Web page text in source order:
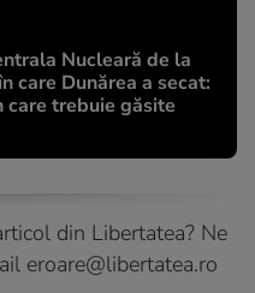
Nucleară de la
care Dunărea a secat:
care trebuie găsite
din Libertatea? Ne
eroare@libertatea.ro